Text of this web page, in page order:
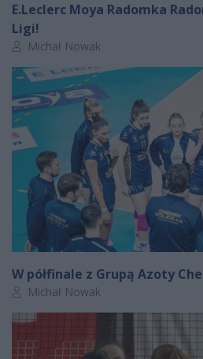
E.Leclerc Moya Radomka
Ligi!
Autor artykułu:
Michał Nowak
W półfinale z Grupą Azoty
Autor artykułu:
Michał Nowak